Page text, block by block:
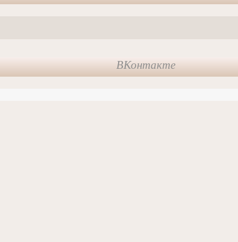
ВКонтакте